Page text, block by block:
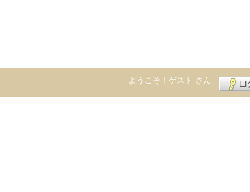
ようこそ！ ゲスト さん